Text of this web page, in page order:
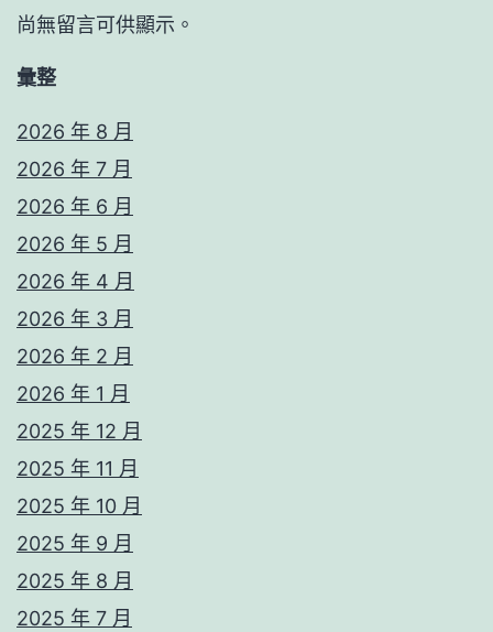
尚無留言可供顯示。
彙整
2026 年 8 月
2026 年 7 月
2026 年 6 月
2026 年 5 月
2026 年 4 月
2026 年 3 月
2026 年 2 月
2026 年 1 月
2025 年 12 月
2025 年 11 月
2025 年 10 月
2025 年 9 月
2025 年 8 月
2025 年 7 月